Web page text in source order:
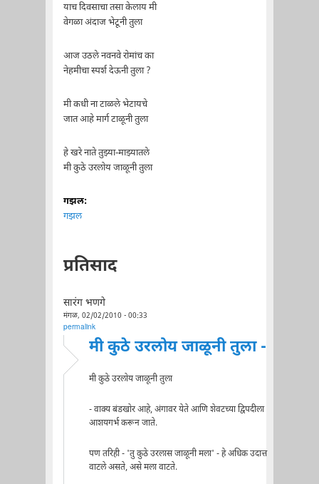
याच दिवसाचा तसा केलाय मी
वेगळा अंदाज भेटूनी तुला
आज उठले नवनवे रोमांच का
नेहमीचा स्पर्श देऊनी तुला ?
मी कधी ना टाळले भेटायचे
जात आहे मार्ग टाळूनी तुला
हे खरे नाते तुझ्या-माझ्यातले
मी कुठे उरलोय जाळूनी तुला
गझल:
गझल
प्रतिसाद
सारंग भणगे
मंगळ, 02/02/2010 - 00:33
permalink
मी कुठे उरलोय जाळूनी तुला -
मी कुठे उरलोय जाळूनी तुला
- वाक्य बंडखोर आहे, अंगावर येते आणि शेवटच्या द्विपदीला
आशयगर्भ करून जाते.
पण तरिही - 'तु कुठे उरलास जाळूनी मला' - हे अधिक उदात्त
वाटले असते, असे मला वाटते.